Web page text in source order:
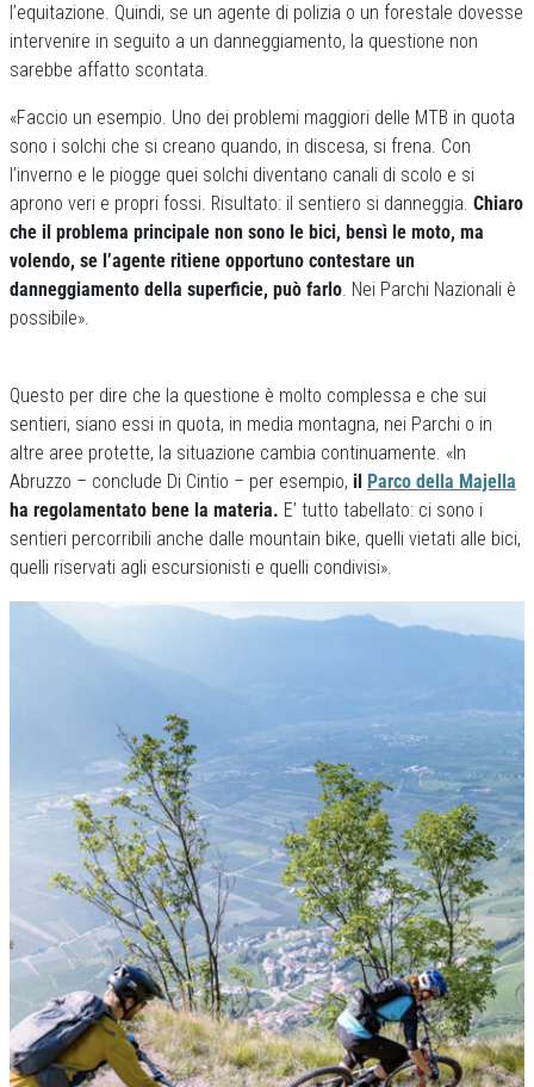
l’equitazione. Quindi, se un agente di polizia o un forestale dovesse
intervenire in seguito a un danneggiamento, la questione non
sarebbe affatto scontata.
«Faccio un esempio. Uno dei problemi maggiori delle MTB in quota
sono i solchi che si creano quando, in discesa, si frena. Con
l’inverno e le piogge quei solchi diventano canali di scolo e si
aprono veri e propri fossi. Risultato: il sentiero si danneggia. Chiaro
che il problema principale non sono le bici, bensì le moto, ma
volendo, se l’agente ritiene opportuno contestare un
danneggiamento della superficie, può farlo. Nei Parchi Nazionali è
possibile».
Questo per dire che la questione è molto complessa e che sui
sentieri, siano essi in quota, in media montagna, nei Parchi o in
altre aree protette, la situazione cambia continuamente. «In
Abruzzo – conclude Di Cintio – per esempio, il Parco della Majella
ha regolamentato bene la materia. E’ tutto tabellato: ci sono i
sentieri percorribili anche dalle mountain bike, quelli vietati alle bici,
quelli riservati agli escursionisti e quelli condivisi».